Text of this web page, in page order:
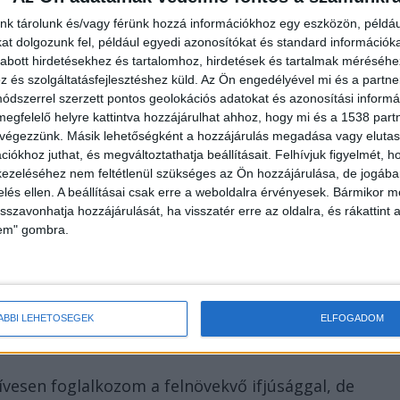
tárolunk és/vagy férünk hozzá információkhoz egy eszközön,
dolgozunk fel, például egyedi azonosítókat és standard
hirdetésekhez és tartalomhoz, hirdetések és tartalmak
és szolgáltatásfejlesztéshez küld. Az Ön engedélyével mi és a
szerzett pontos geolokációs adatokat és azonosítási
helyre kattintva hozzájárulhat ahhoz, hogy mi és a 1538
Másik lehetőségként a hozzájárulás megadása vagy
juthat, és megváltoztathatja beállításait. Felhívjuk figyelmét,
nem feltétlenül szükséges az Ön hozzájárulása, de
ellen. A beállításai csak erre a weboldalra érvényesek. Bármikor
hozzájárulását, ha visszatér erre az oldalra, és rákattint
gombra.
LEHETŐSÉGEK ELFOGADOM
a kiskunfélegyházi plébánián történhettek,
ajándékokkal csalta oda a fiatal fiúkat, akik
sem. Az üggyel kapcsolatban a vádiratban
évei alatt történhettek a vélelmezett
az évben, 2022 júliusában kérte áthelyezését
határhoz közeli Nagybaracskára.
foglalkozom a felnövekvő ifjúsággal, de